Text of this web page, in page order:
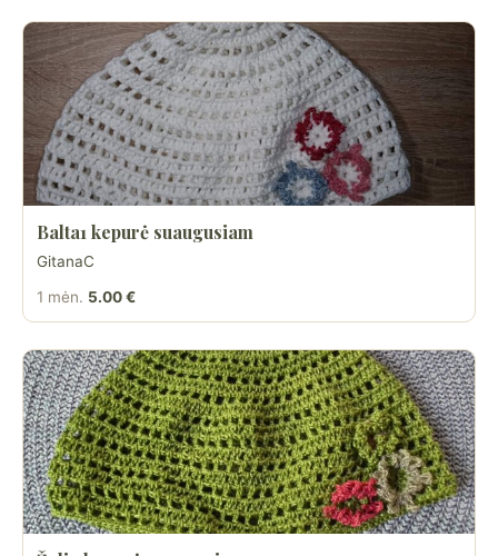
Balta1 kepurė suaugusiam
GitanaC
1 mėn. 5.00 €